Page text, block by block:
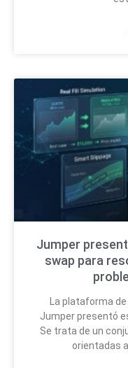
Jumper
swap para
La plataforma
Jumper presentó
Se trata de un
orientadas